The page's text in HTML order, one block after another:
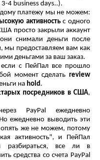
4 business days..).
платежу мы не можем:
активностьс одного
просто закрыли аккаунт
снимали деньги после
мы предоставляем вам как
деньгами за ваш заказ.
с ПейПал все прошло
момент сделать review
на hold.
тарых посредников в США,
PayPal ежедневно
ежедневно выводить эти
же не можем, потому
активность", и ПейПал
разбираться, все ли в
средства со счета PayPal